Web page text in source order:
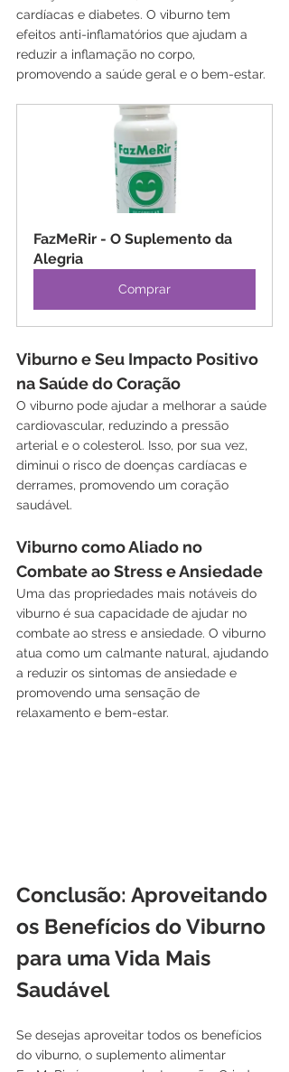
cardíacas e diabetes. O viburno tem
efeitos anti-inflamatórios que ajudam a
reduzir a inflamação no corpo,
promovendo a saúde geral e o bem-estar.
FazMeRir - O Suplemento da
Alegria
Comprar
Viburno e Seu Impacto Positivo
na Saúde do Coração
O viburno pode ajudar a melhorar a saúde
cardiovascular, reduzindo a pressão
arterial e o colesterol. Isso, por sua vez,
diminui o risco de doenças cardíacas e
derrames, promovendo um coração
saudável.
Viburno como Aliado no
Combate ao Stress e Ansiedade
Uma das propriedades mais notáveis do
viburno é sua capacidade de ajudar no
combate ao stress e ansiedade. O viburno
atua como um calmante natural, ajudando
a reduzir os sintomas de ansiedade e
promovendo uma sensação de
relaxamento e bem-estar.
Conclusão: Aproveitando
os Benefícios do Viburno
para uma Vida Mais
Saudável
Se desejas aproveitar todos os benefícios
do viburno, o suplemento alimentar